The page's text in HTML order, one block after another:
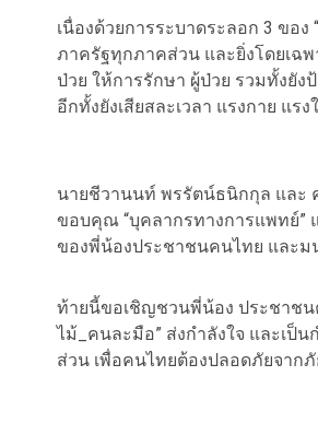
เนื่องด้วยการระบาดระลอก 3 ขอ
ภาครัฐทุกภาคส่วน และยิ่งโดยเฉ
ป่วย ให้การรักษา ผู้ป่วย รวมทั้งยัง
อีกทั้งยังเสียสละเวลา แรงกาย แร
นายชีวานนท์ พรรัตน์ธนิกกุล และ
ขอบคุณ “บุคลากรทางการแพทย์”
ของพี่น้องประชาชนคนไทย และม
ท้ายนี้ขอเชิญชวนพี่น้อง ประชาชน
ไม้_คนละมือ” ส่งกำลังใจ และเป็
ส่วน เพื่อคนไทยต้องปลอดภัยจาก